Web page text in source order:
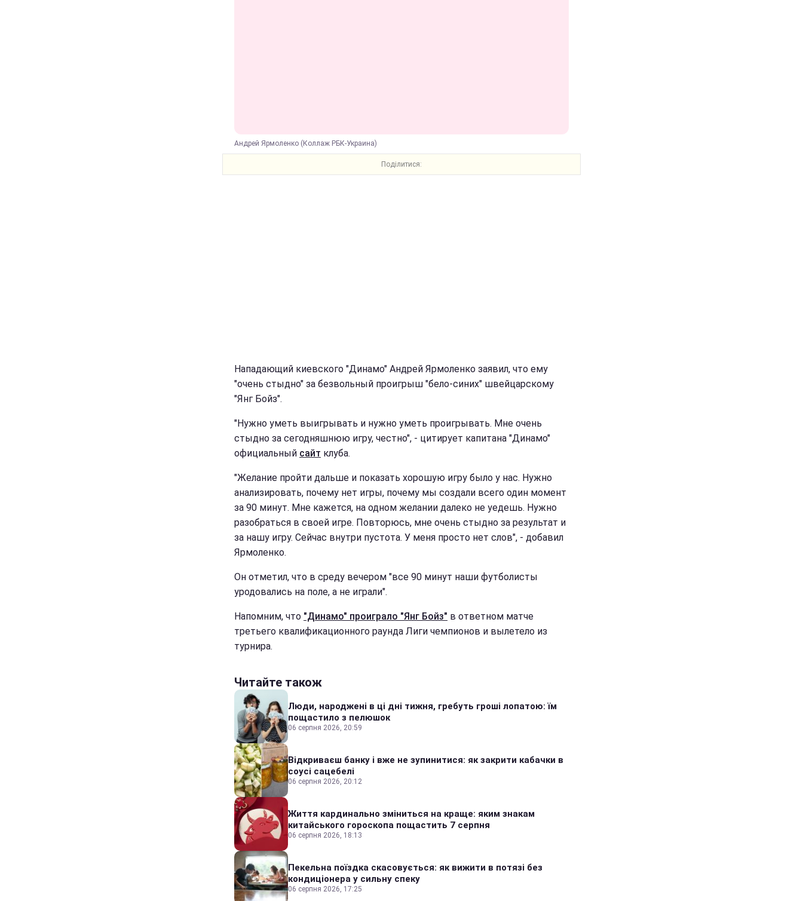
Андрей Ярмоленко (Коллаж РБК-Украина)
Поділитися:
Нападающий киевского "Динамо" Андрей Ярмоленко заявил, что ему
"очень стыдно" за безвольный проигрыш "бело-синих" швейцарскому
"Янг Бойз".
"Нужно уметь выигрывать и нужно уметь проигрывать. Мне очень
стыдно за сегодняшнюю игру, честно", - цитирует капитана "Динамо"
официальный сайт клуба.
"Желание пройти дальше и показать хорошую игру было у нас. Нужно
анализировать, почему нет игры, почему мы создали всего один момент
за 90 минут. Мне кажется, на одном желании далеко не уедешь. Нужно
разобраться в своей игре. Повторюсь, мне очень стыдно за результат и
за нашу игру. Сейчас внутри пустота. У меня просто нет слов", - добавил
Ярмоленко.
Он отметил, что в среду вечером "все 90 минут наши футболисты
уродовались на поле, а не играли".
Напомним, что "Динамо" проиграло "Янг Бойз" в ответном матче
третьего квалификационного раунда Лиги чемпионов и вылетело из
турнира.
Читайте також
Люди, народжені в ці дні тижня, гребуть гроші лопатою: їм
пощастило з пелюшок
06 серпня 2026, 20:59
Відкриваєш банку і вже не зупинитися: як закрити кабачки в
соусі сацебелі
06 серпня 2026, 20:12
Життя кардинально зміниться на краще: яким знакам
китайського гороскопа пощастить 7 серпня
06 серпня 2026, 18:13
Пекельна поїздка скасовується: як вижити в потязі без
кондиціонера у сильну спеку
06 серпня 2026, 17:25